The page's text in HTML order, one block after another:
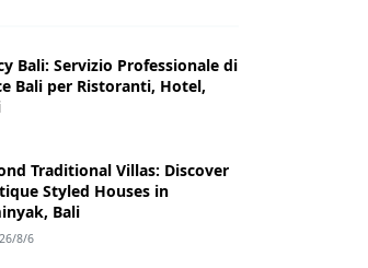
Bali: Servizio Professionale di
Bali per Ristoranti, Hotel,
Traditional Villas: Discover
Styled Houses in
Bali
8/6